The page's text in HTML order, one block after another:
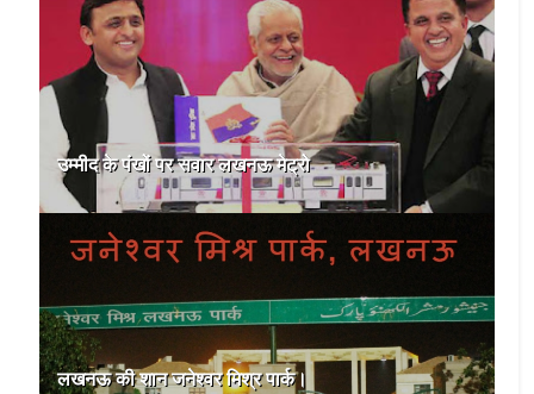
उम्मीद के पंखों पर सवार लखनऊ मेट्रो
लखनऊ की शान जनेश्वर मिश्र पार्क।